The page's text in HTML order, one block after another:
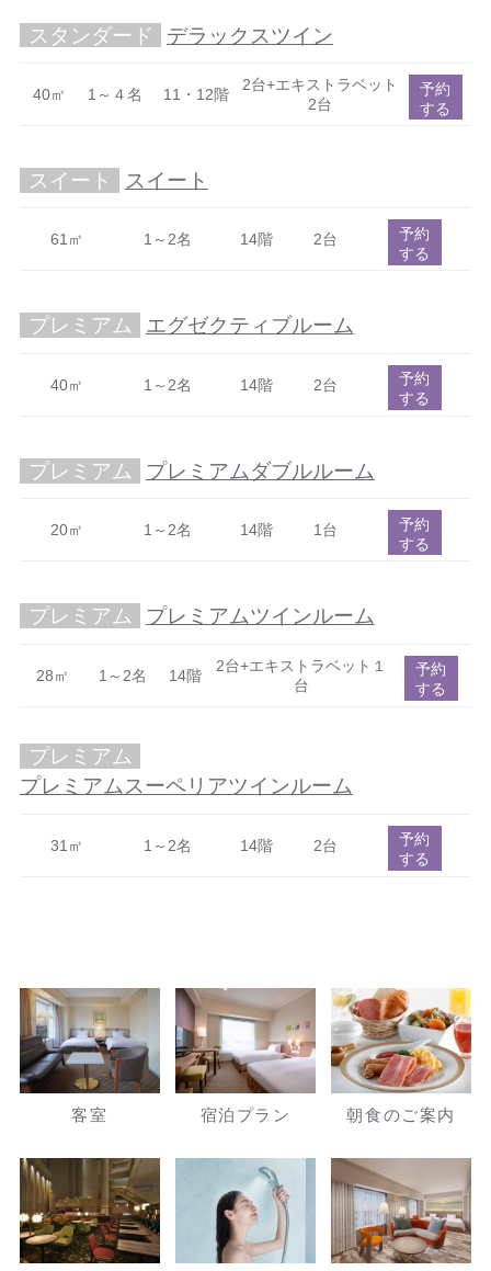
スタンダード デラックスツイン
40㎡ 1～４名 11・12階
2台+エキストラベット
2台
予約
する
スイート スイート
61㎡ 1～2名 14階 2台
予約
する
プレミアム エグゼクティブルーム
40㎡ 1～2名 14階 2台
予約
する
プレミアム プレミアムダブルルーム
20㎡ 1～2名 14階 1台
予約
する
プレミアム プレミアムツインルーム
28㎡ 1～2名 14階
2台+エキストラベット１
台
予約
する
プレミアム
プレミアムスーペリアツインルーム
31㎡ 1～2名 14階 2台
予約
する
客室 宿泊プラン 朝食のご案内